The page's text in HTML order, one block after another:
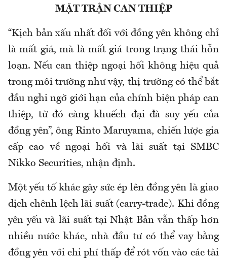
MẶT TRẬN CAN THIỆP
“Kịch bản xấu nhất đối với đồng yên không chỉ
là mất giá, mà là mất giá trong trạng thái hỗn
loạn. Nếu can thiệp ngoại hối không hiệu quả
trong môi trường như vậy, thị trường có thể bắt
đầu nghi ngờ giới hạn của chính biện pháp can
thiệp, từ đó càng khuếch đại đà suy yếu của
đồng yên”, ông Rinto Maruyama, chiến lược gia
cấp cao về ngoại hối và lãi suất tại SMBC
Nikko Securities, nhận định.
Một yếu tố khác gây sức ép lên đồng yên là giao
dịch chênh lệch lãi suất (carry-trade). Khi đồng
yên yếu và lãi suất tại Nhật Bản vẫn thấp hơn
nhiều nước khác, nhà đầu tư có thể vay bằng
đồng yên với chi phí thấp để rót vốn vào các tài